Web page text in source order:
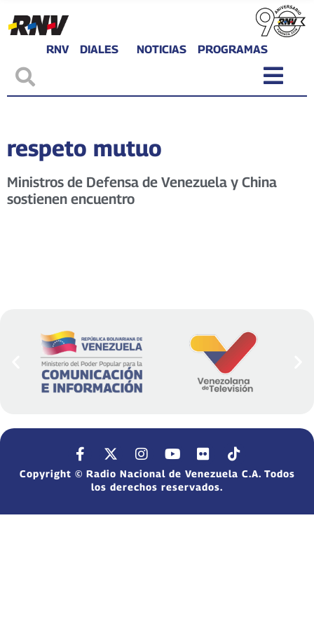
RNV DIALES NOTICIAS PROGRAMAS
respeto mutuo
Ministros de Defensa de Venezuela y China
sostienen encuentro
Copyright © Radio Nacional de Venezuela C.A. Todos
los derechos reservados.